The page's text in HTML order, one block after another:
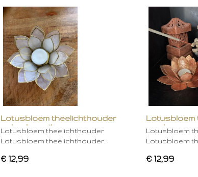
Lotusbloem theelichthouder
gebroken wit
Lotusbloem theelichthouder
Lotusbloem theelichthouder…
€ 12,99
Lotusbloem
mocha
Lotusbloem
Lotusbloem
€ 12,99